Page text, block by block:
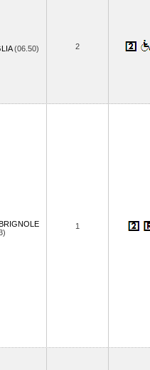
(06.50) 2
1